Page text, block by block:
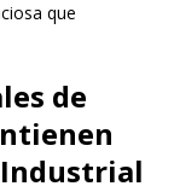
que
de